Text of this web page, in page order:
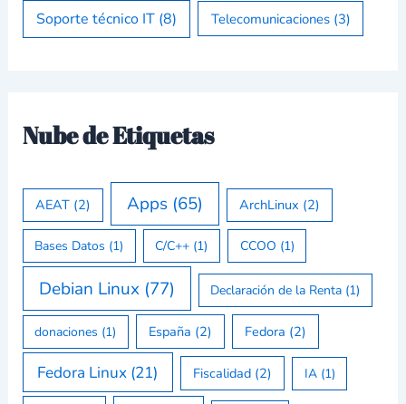
Soporte técnico IT (8) Telecomunicaciones(3)
Nube de Etiquetas
AEAT(2) Apps (65) ArchLinux (2)
Bases Datos (1) C/C++ (1) CCOO (1)
Debian Linux (77) Declaración de la Renta (1)
donaciones (1) España (2) Fedora (2)
Fedora Linux (21) Fiscalidad(2) IA(1)